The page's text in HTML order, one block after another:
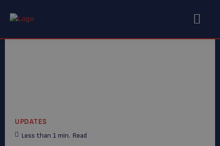
UPDATES
Less than 1 min. Read